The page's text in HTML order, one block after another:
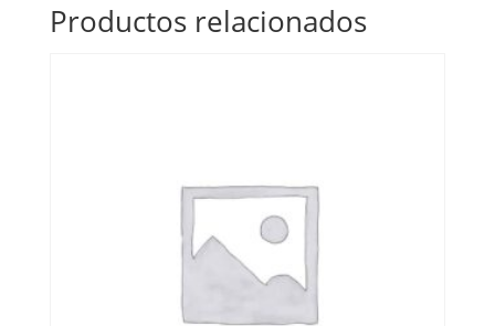
Productos relacionados